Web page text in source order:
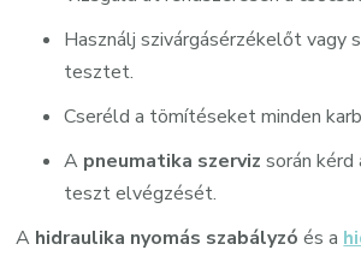
Használj szivárgásérzékelőt vagy
tesztet.
Cseréld a tömítéseket minden
A pneumatika szerviz során kérd
teszt elvégzését.
A hidraulika nyomás szabályzó és a